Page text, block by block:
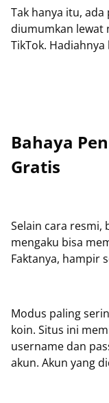
Tak hanya itu, ada
diumumkan lewat
TikTok.
Bahaya
Gratis
Selain cara resmi,
mengaku bisa
Faktanya, hampir
Modus paling
koin. Situs ini
username dan
akun. Akun yang